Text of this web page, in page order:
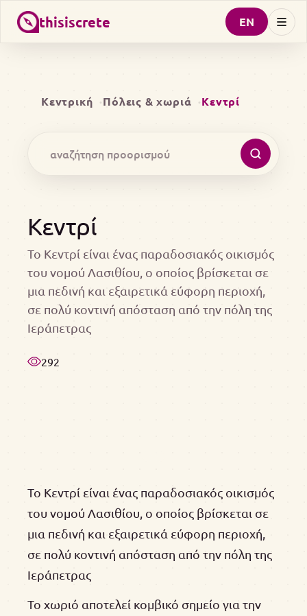
thisiscrete EN
Κεντρική Πόλεις & χωριά Κεντρί
Κεντρί
Το Κεντρί είναι ένας παραδοσιακός οικισμός
του νομού Λασιθίου, ο οποίος βρίσκεται σε
μια πεδινή και εξαιρετικά εύφορη περιοχή,
σε πολύ κοντινή απόσταση από την πόλη της
Ιεράπετρας
292
Το Κεντρί είναι ένας παραδοσιακός οικισμός
του νομού Λασιθίου, ο οποίος βρίσκεται σε
μια πεδινή και εξαιρετικά εύφορη περιοχή,
σε πολύ κοντινή απόσταση από την πόλη της
Ιεράπετρας
Το χωριό αποτελεί κομβικό σημείο για την